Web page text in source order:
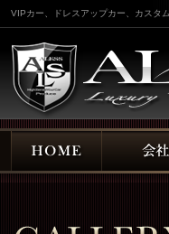
VIPカー、ドレスアップカー、カスタ